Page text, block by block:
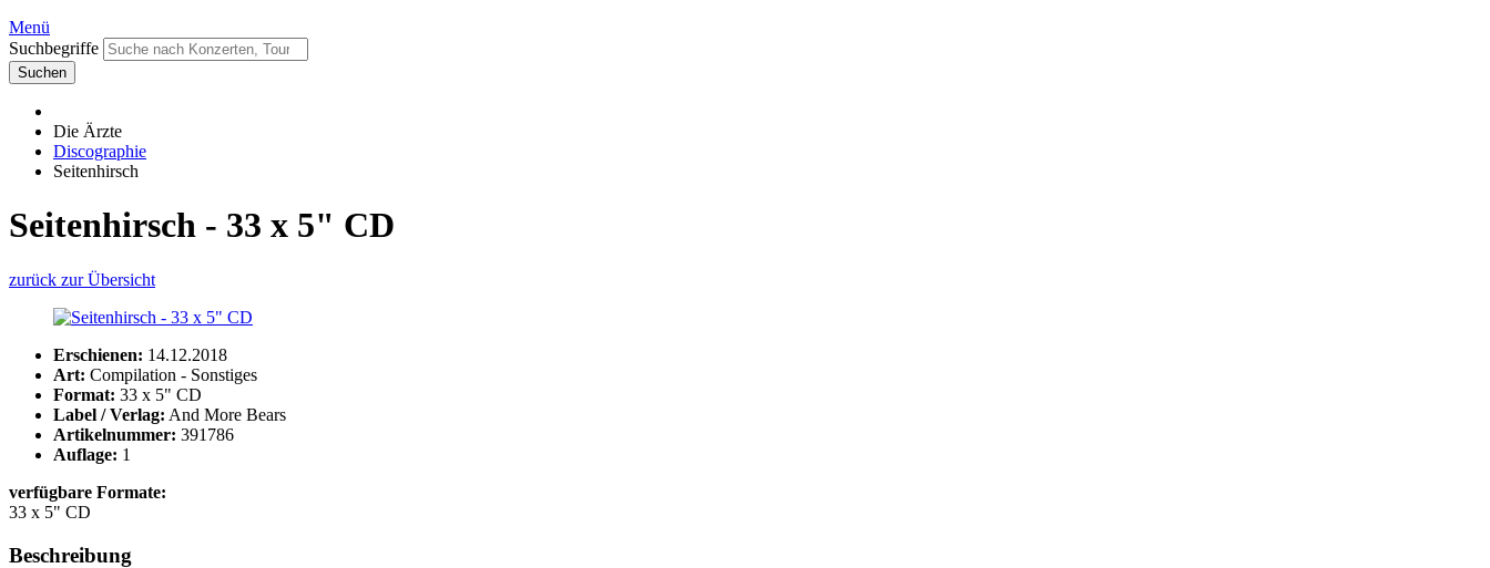
Menü
Suchbegriffe
Suchen
Die Ärzte
Discographie
Seitenhirsch
Seitenhirsch - 33 x 5" CD
zurück zur Übersicht
Erschienen: 14.12.2018
Art: Compilation - Sonstiges
Format: 33 x 5" CD
Label / Verlag: And More Bears
Artikelnummer: 391786
Auflage: 1
verfügbare Formate:
33 x 5" CD
Beschreibung